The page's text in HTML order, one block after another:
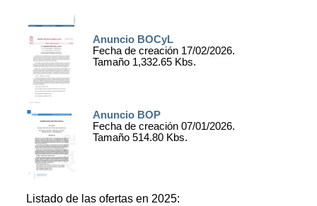
Anuncio BOCyL
Fecha de creación 17/02/2026.
Tamaño 1,332.65 Kbs.
Anuncio BOP
Fecha de creación 07/01/2026.
Tamaño 514.80 Kbs.
Listado de las ofertas en 2025: